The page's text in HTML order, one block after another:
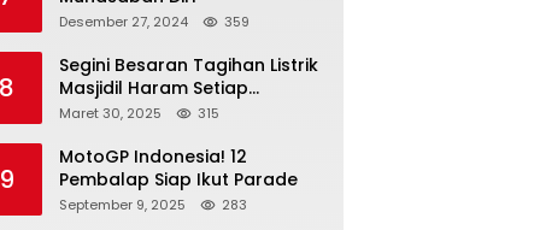
Desember 27, 2024 359
8
Segini Besaran Tagihan Listrik
Masjidil Haram Setiap
Bulannya
Maret 30, 2025 315
9
MotoGP Indonesia! 12
Pembalap Siap Ikut Parade
September 9, 2025 283